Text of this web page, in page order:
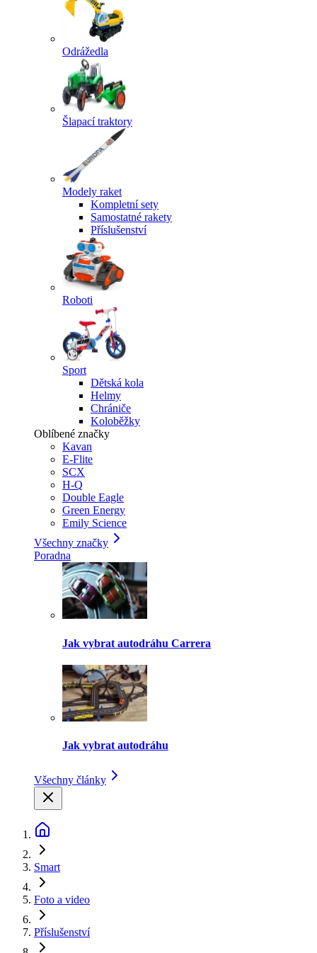
Odrážedla
Šlapací traktory
Modely raket
Kompletní sety
Samostatné rakety
Příslušenství
Roboti
Sport
Dětská kola
Helmy
Chrániče
Koloběžky
Oblíbené značky
Kavan
E-Flite
SCX
H-Q
Double Eagle
Green Energy
Emily Science
Všechny značky
Poradna
Jak vybrat autodráhu Carrera
Jak vybrat autodráhu
Všechny články
Smart
Foto a video
Příslušenství